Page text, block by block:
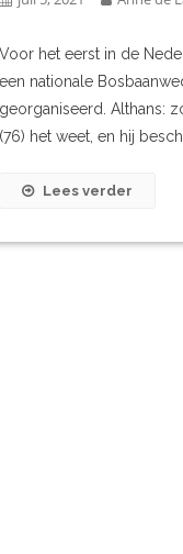
Voor het eerst in de
een nationale
georganiseerd. Althans:
(76) het weet, en hij
Lees verder